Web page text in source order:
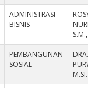
ADMINISTRASI
BISNIS
PEMBANGUNAN
SOSIAL